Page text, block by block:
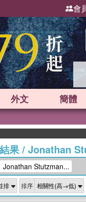
會
外文 簡體
果/ Jonathan
Jonathan Stutzman...
排序